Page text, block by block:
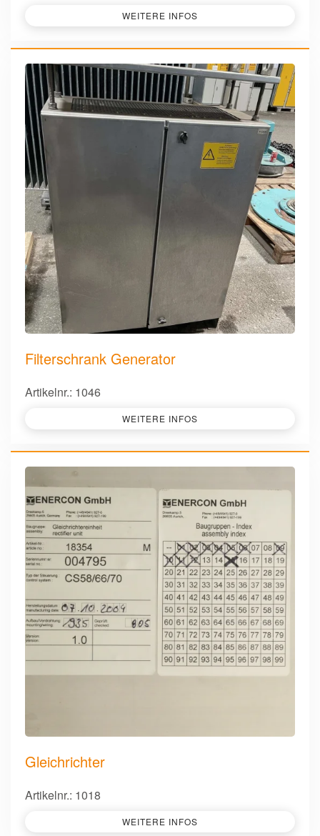
WEITERE INFOS
Filterschrank Generator
Artikelnr.: 1046
WEITERE INFOS
Gleichrichter
Artikelnr.: 1018
WEITERE INFOS